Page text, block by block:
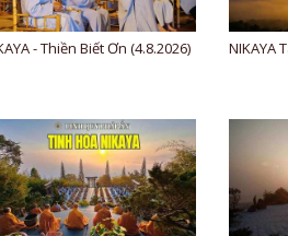
- Thiền Biết Ơn (4.8.2026) NIKAYA